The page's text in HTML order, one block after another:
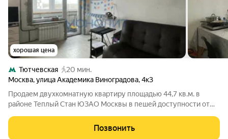
хорошая цена
Тютчевская
20 мин.
Москва,улица Академика Виноградова,4к3
Продаем двухкомнатную квартиру площадью 44,7 кв.м. в
районе Теплый Стан ЮЗАО Москвы в пешей доступности от
видом на тихий двор. Линейная планировка. Квартира
находится в завершающейся стадии
Позвонить